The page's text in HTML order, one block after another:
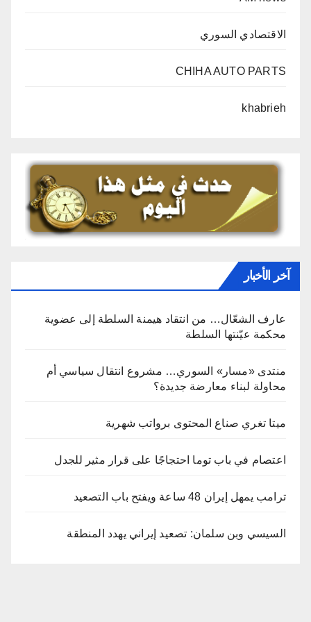
الاقتصادي السوري
CHIHA AUTO PARTS
khabrieh
آخر الأخبار
عارف الشعّال… من انتقاد هيمنة السلطة إلى عضوية
محكمة عيّنتها السلطة
منتدى «مسار» السوري… مشروع انتقال سياسي أم
محاولة لبناء معارضة جديدة؟
ميتا تغري صناع المحتوى برواتب شهرية
اعتصام في باب توما احتجاجًا على قرار مثير للجدل
ترامب يمهل إيران 48 ساعة ويفتح باب التصعيد
السيسي وبن سلمان: تصعيد إيراني يهدد المنطقة